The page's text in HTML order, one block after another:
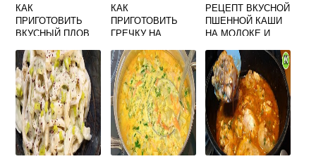
КАК
ПРИГОТОВИТЬ
ВКУСНЫЙ ПЛОВ
КАК
ПРИГОТОВИТЬ
ГРЕЧКУ НА
РЕЦЕПТ ВКУСНОЙ
ПШЕННОЙ КАШИ
НА МОЛОКЕ И